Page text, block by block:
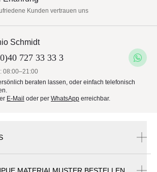
Kunden vertrauen uns
Schmidt
727 33 33 3
08:00–21:00
beraten lassen, oder einfach telefonisch
E-Mail oder per WhatsApp erreichbar.
MATERIALMUSTER BESTELLEN